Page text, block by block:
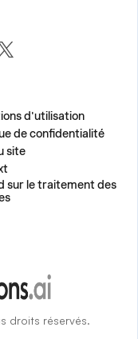
d'utilisation
de confidentialité
site
sur le traitement des
droits réservés.